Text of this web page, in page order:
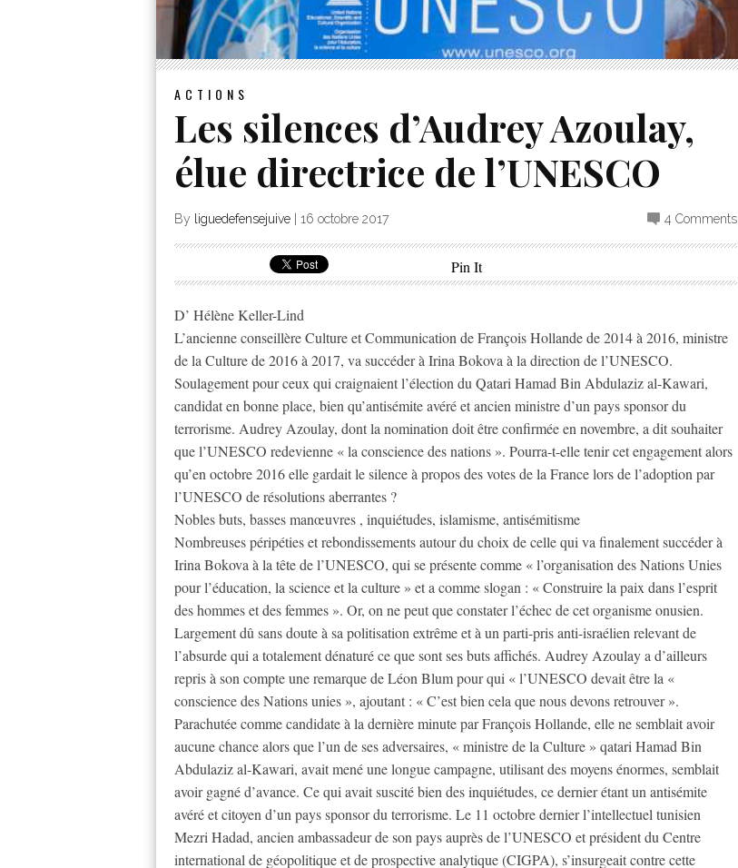
ACTIONS
Les silences d’Audrey Azoulay,
élue directrice de l’UNESCO
By liguedefensejuive 16 octobre 2017 4 Comments
Pin It
D’ Hélène Keller-Lind
L’ancienne conseillère Culture et Communication de François Hollande de 2014 à 2016, ministre
de la Culture de 2016 à 2017, va succéder à Irina Bokova à la direction de l’UNESCO.
Soulagement pour ceux qui craignaient l’élection du Qatari Hamad Bin Abdulaziz al-Kawari,
candidat en bonne place, bien qu’antisémite avéré et ancien ministre d’un pays sponsor du
terrorisme. Audrey Azoulay, dont la nomination doit être confirmée en novembre, a dit souhaiter
que l’UNESCO redevienne « la conscience des nations ». Pourra-t-elle tenir cet engagement alors
qu’en octobre 2016 elle gardait le silence à propos des votes de la France lors de l’adoption par
l’UNESCO de résolutions aberrantes ?
Nobles buts, basses manœuvres , inquiétudes, islamisme, antisémitisme
Nombreuses péripéties et rebondissements autour du choix de celle qui va finalement succéder à
Irina Bokova à la tête de l’UNESCO, qui se présente comme « l’organisation des Nations Unies
pour l’éducation, la science et la culture » et a comme slogan : « Construire la paix dans l’esprit
des hommes et des femmes ». Or, on ne peut que constater l’échec de cet organisme onusien.
Largement dû sans doute à sa politisation extrême et à un parti-pris anti-israélien relevant de
l’absurde qui a totalement dénaturé ce que sont ses buts affichés. Audrey Azoulay a d’ailleurs
repris à son compte une remarque de Léon Blum pour qui « l’UNESCO devait être la «
conscience des Nations unies », ajoutant : « C’est bien cela que nous devons retrouver ».
Parachutée comme candidate à la dernière minute par François Hollande, elle ne semblait avoir
aucune chance alors que l’un de ses adversaires, « ministre de la Culture » qatari Hamad Bin
Abdulaziz al-Kawari, avait mené une longue campagne, utilisant des moyens énormes, semblait
avoir gagné d’avance. Ce qui avait suscité bien des inquiétudes, ce dernier étant un antisémite
avéré et citoyen d’un pays sponsor du terrorisme. Le 11 octobre dernier l’intellectuel tunisien
Mezri Hadad, ancien ambassadeur de son pays auprès de l’UNESCO et président du Centre
international de géopolitique et de prospective analytique (CIGPA), s’insurgeait contre cette